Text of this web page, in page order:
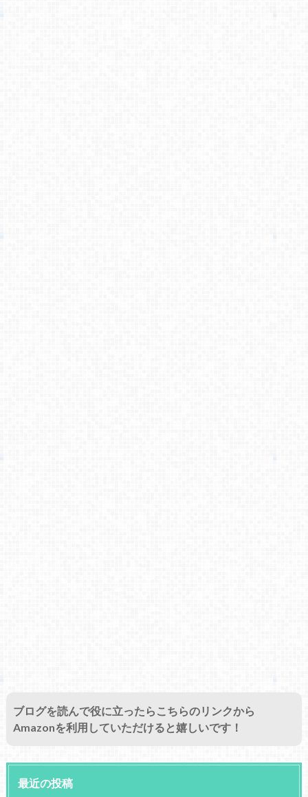
ブログを読んで役に立ったらこちらのリンクから
Amazonを利用していただけると嬉しいです！
最近の投稿